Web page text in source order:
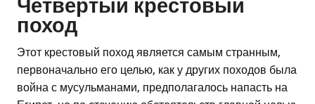
Четвертый крестовый
поход
Этот крестовый поход является самым странным,
первоначально его целью, как у других походов была
война с мусульманами, предполагалось напасть на